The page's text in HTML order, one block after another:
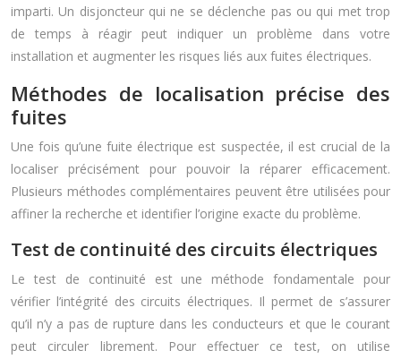
imparti. Un disjoncteur qui ne se déclenche pas ou qui met trop
de temps à réagir peut indiquer un problème dans votre
installation et augmenter les risques liés aux fuites électriques.
Méthodes de localisation précise des
fuites
Une fois qu’une fuite électrique est suspectée, il est crucial de la
localiser précisément pour pouvoir la réparer efficacement.
Plusieurs méthodes complémentaires peuvent être utilisées pour
affiner la recherche et identifier l’origine exacte du problème.
Test de continuité des circuits électriques
Le test de continuité est une méthode fondamentale pour
vérifier l’intégrité des circuits électriques. Il permet de s’assurer
qu’il n’y a pas de rupture dans les conducteurs et que le courant
peut circuler librement. Pour effectuer ce test, on utilise